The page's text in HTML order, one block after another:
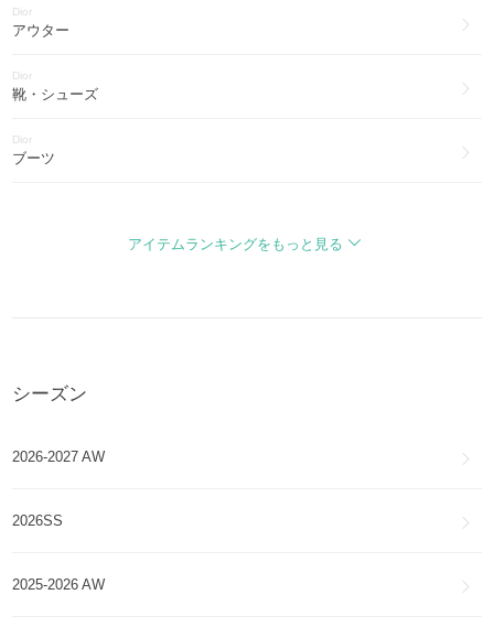
ディオール ヴァイブ
DIOR VIBE
バックステージ
BACKSTAGE
ディオラマ
DIORAMA
CD ダイヤモンド
サンククルール
Dior
アウター
Dior
靴・シューズ
Dior
ブーツ
Dior
Dior
Dior
Dior
アイテムランキングをもっと見る
シーズン
2026-2027 AW
2026SS
2025-2026 AW